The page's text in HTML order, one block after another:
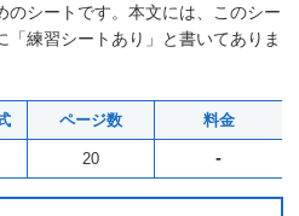
のシートです。本文には、このシー
「練習シートあり」と書いてありま
ページ数 料金
20 -